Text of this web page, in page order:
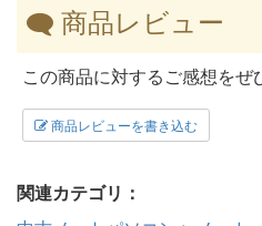
商品レビュー
この商品に対するご感想をぜ
商品レビューを書き込む
関連カテゴリ：